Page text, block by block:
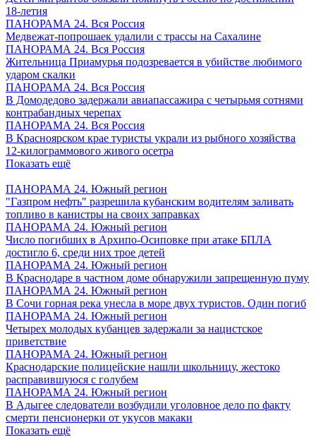
18-летия
ПАНОРАМА 24. Вся Россия
Медвежат-попрошаек удалили с трассы на Сахалине
ПАНОРАМА 24. Вся Россия
Жительница Приамурья подозревается в убийстве любимого
ударом скалки
ПАНОРАМА 24. Вся Россия
В Домодедово задержали авиапассажира с четырьмя сотнями
контрабандных черепах
ПАНОРАМА 24. Вся Россия
В Красноярском крае туристы украли из рыбного хозяйства
12-килограммового живого осетра
Показать ещё
ПАНОРАМА 24. Южный регион
"Газпром нефть" разрешила кубанским водителям заливать
топливо в канистры на своих заправках
ПАНОРАМА 24. Южный регион
Число погибших в Архипо-Осиповке при атаке БПЛА
достигло 6, среди них трое детей
ПАНОРАМА 24. Южный регион
В Краснодаре в частном доме обнаружили запрещенную пуму
ПАНОРАМА 24. Южный регион
В Сочи горная река унесла в море двух туристов. Один погиб
ПАНОРАМА 24. Южный регион
Четырех молодых кубанцев задержали за нацистское
приветствие
ПАНОРАМА 24. Южный регион
Краснодарские полицейские нашли школьницу, жестоко
расправившуюся с голубем
ПАНОРАМА 24. Южный регион
В Адыгее следователи возбудили уголовное дело по факту
смерти пенсионерки от укусов макаки
Показать ещё